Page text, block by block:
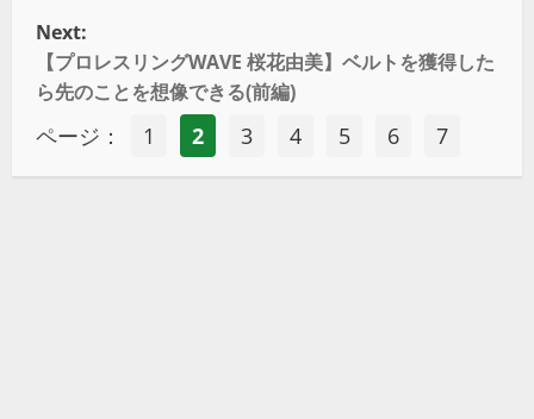
Next:
【プロレスリングWAVE 桜花由美】ベルトを獲得した
ら先のことを想像できる(前編)
ページ： 1 2 3 4 5 6 7